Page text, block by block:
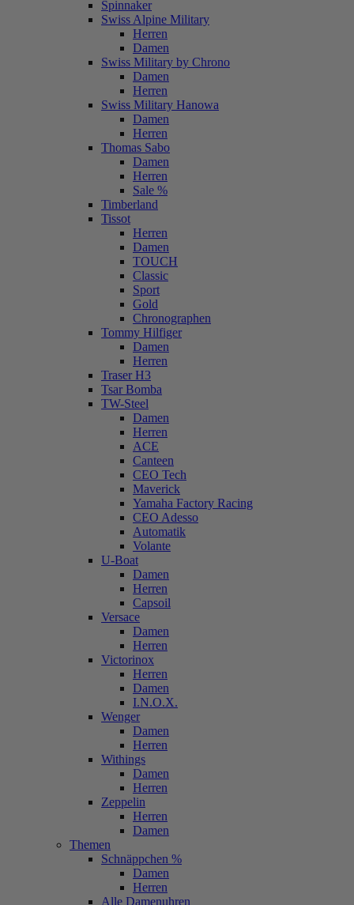
Spinnaker
Swiss Alpine Military
Herren
Damen
Swiss Military by Chrono
Damen
Herren
Swiss Military Hanowa
Damen
Herren
Thomas Sabo
Damen
Herren
Sale %
Timberland
Tissot
Herren
Damen
TOUCH
Classic
Sport
Gold
Chronographen
Tommy Hilfiger
Damen
Herren
Traser H3
Tsar Bomba
TW-Steel
Damen
Herren
ACE
Canteen
CEO Tech
Maverick
Yamaha Factory Racing
CEO Adesso
Automatik
Volante
U-Boat
Damen
Herren
Capsoil
Versace
Damen
Herren
Victorinox
Herren
Damen
I.N.O.X.
Wenger
Damen
Herren
Withings
Damen
Herren
Zeppelin
Herren
Damen
Themen
Schnäppchen %
Damen
Herren
Alle Damenuhren